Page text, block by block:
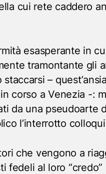
cui rete caddero
esasperante in
tramontante gli
–
corso a Venezia -:
da una pseudoarte
l’interrotto
che vengono a
fedeli al loro